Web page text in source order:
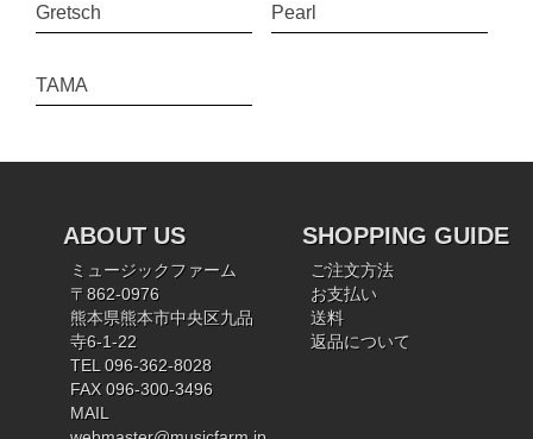
Gretsch Pearl
TAMA
ABOUT US
ミュージックファーム
〒862-0976
熊本県熊本市中央区九品
寺6-1-22
TEL 096-362-8028
FAX 096-300-3496
MAIL
SHOPPING GUIDE
ご注文方法
お支払い
送料
返品について